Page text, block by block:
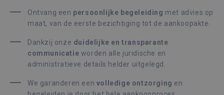
Ontvang een persoonlijke begeleiding met advies op
maat, van de eerste bezichtiging tot de aankoopakte.
Dankzij onze d uidelijke en transparante
communicatie worden alle juridische en
administratieve details helder uitgelegd.
We garanderen een volledige ontzorging en